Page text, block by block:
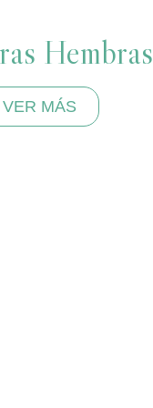
Hembras
VER MÁS